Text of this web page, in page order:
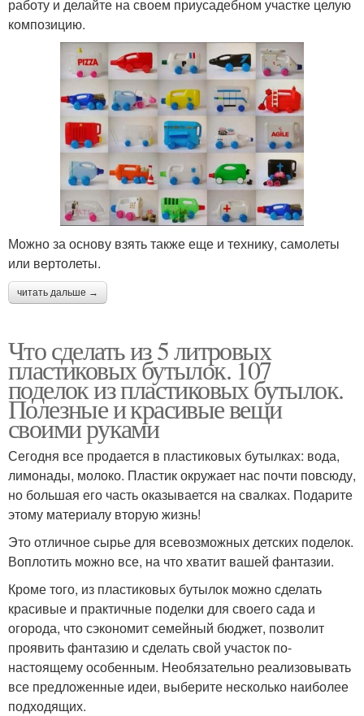
работу и делайте на своем приусадебном участке целую
композицию.
Можно за основу взять также еще и технику, самолеты
или вертолеты.
читать дальше →
Что сделать из 5 литровых
пластиковых бутылок. 107
поделок из пластиковых бутылок.
Полезные и красивые вещи
своими руками
Сегодня все продается в пластиковых бутылках: вода,
лимонады, молоко. Пластик окружает нас почти повсюду,
но большая его часть оказывается на свалках. Подарите
этому материалу вторую жизнь!
Это отличное сырье для всевозможных детских поделок.
Воплотить можно все, на что хватит вашей фантазии.
Кроме того, из пластиковых бутылок можно сделать
красивые и практичные поделки для своего сада и
огорода, что сэкономит семейный бюджет, позволит
проявить фантазию и сделать свой участок по-
настоящему особенным. Необязательно реализовывать
все предложенные идеи, выберите несколько наиболее
подходящих.